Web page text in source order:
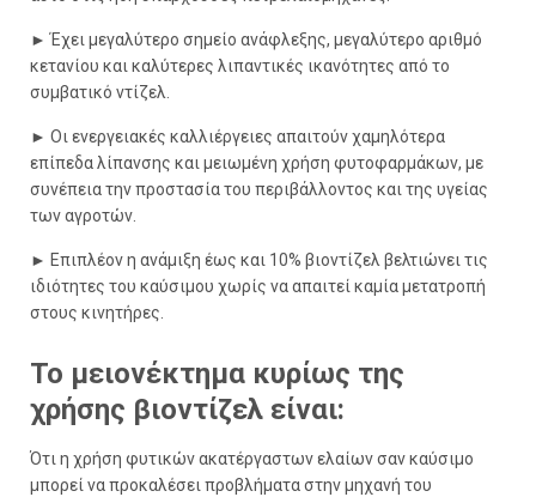
►Έχει μεγαλύτερο σημείο ανάφλεξης, μεγαλύτερο αριθμό
κετανίου και καλύτερες λιπαντικές ικανότητες από το
συμβατικό ντίζελ.
► Οι ενεργειακές καλλιέργειες απαιτούν χαμηλότερα
επίπεδα λίπανσης και μειωμένη χρήση φυτοφαρμάκων, με
συνέπεια την προστασία του περιβάλλοντος και της υγείας
των αγροτών.
► Επιπλέον η ανάμιξη έως και 10% βιοντίζελ βελτιώνει τις
ιδιότητες του καύσιμου χωρίς να απαιτεί καμία μετατροπή
στους κινητήρες.
Το μειονέκτημα κυρίως της
χρήσης βιοντίζελ είναι:
Ότι η χρήση φυτικών ακατέργαστων ελαίων σαν καύσιμο
μπορεί να προκαλέσει προβλήματα στην μηχανή του